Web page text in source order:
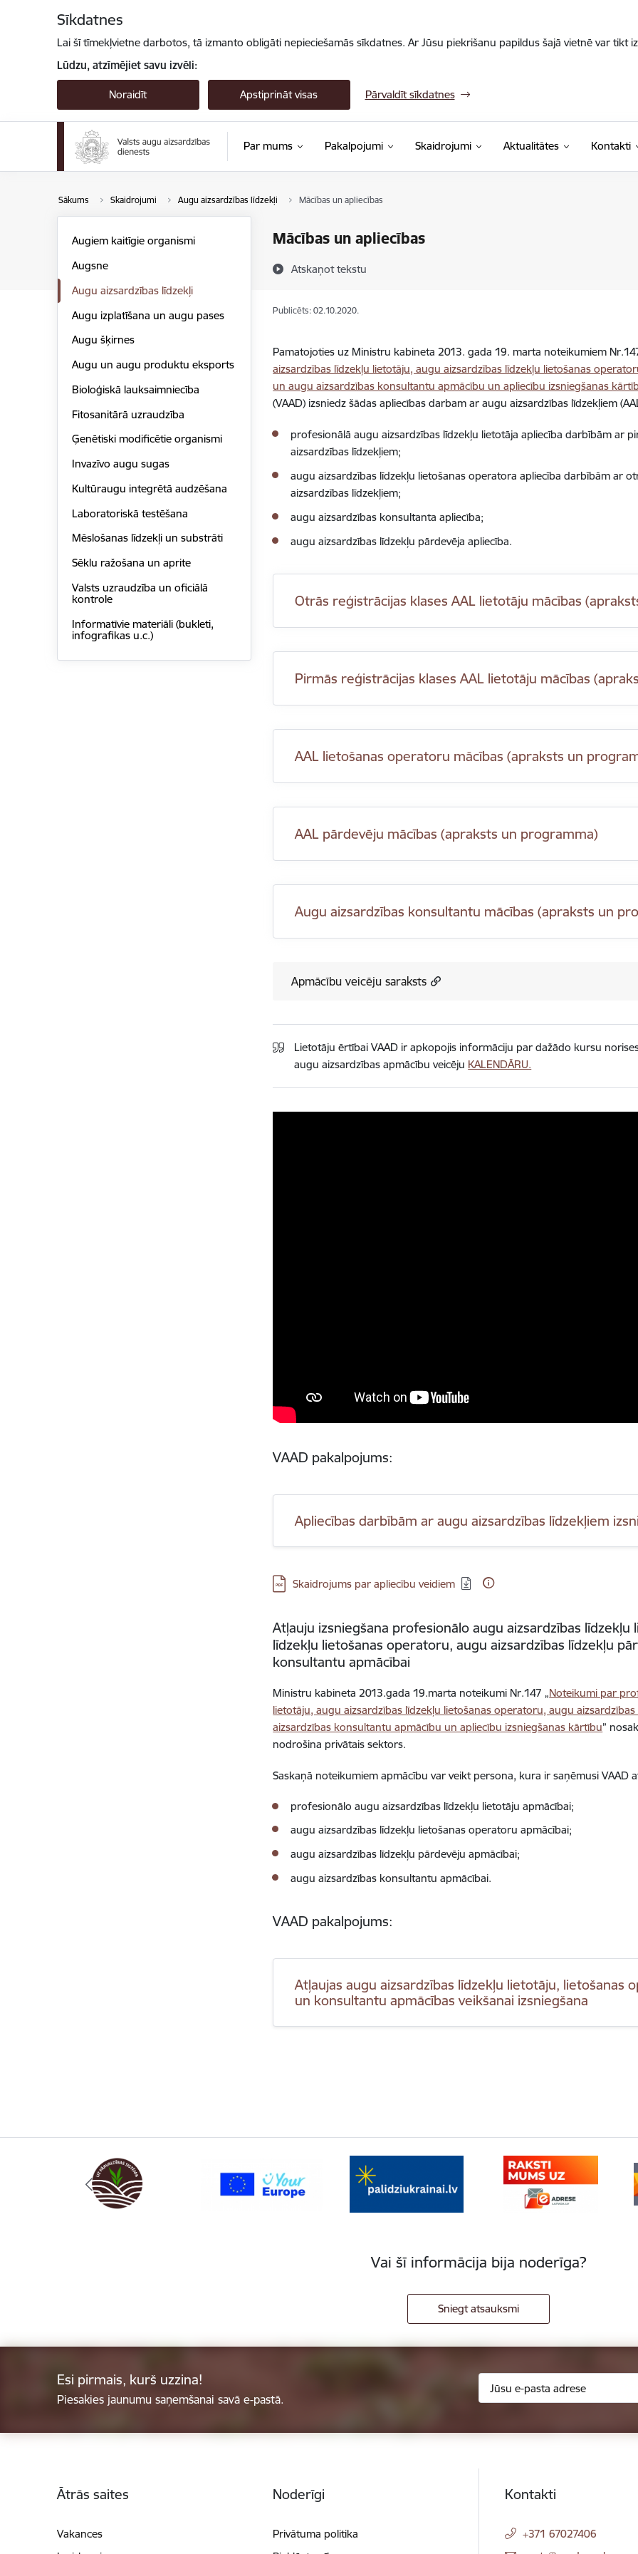
Sīkdatnes
Lai šī tīmekļvietne darbotos, tā izmanto obligāti nepieciešamās sīkdatnes. Ar Jūsu piekrišanu papildus šajā vietnē var tikt
Lūdzu, atzīmējiet savu izvēli:
Noraidīt Apstiprināt visas Pārvaldīt sīkdatnes
Par mums Pakalpojumi Skaidrojumi Aktualitātes Kontakti
Sākums Skaidrojumi Augu aizsardzības līdzekļi Mācības un apliecības
Mācības un apliecības
Atskaņot tekstu
Augiem kaitīgie organismi
Augsne
Augu aizsardzības līdzekļi
Augu izplatīšana un augu pases
Augu šķirnes
Augu un augu produktu eksports
Bioloģiskā lauksaimniecība
Fitosanitārā uzraudzība
Ģenētiski modificētie organismi
Invazīvo augu sugas
Kultūraugu integrētā audzēšana
Laboratoriskā testēšana
Mēslošanas līdzekļi un substrāti
Sēklu ražošana un aprite
Valsts uzraudzība un oficiālā
kontrole
Informatīvie materiāli (bukleti,
infografikas u.c.)
Publicēts: 02.10.2020.
Pamatojoties uz Ministru kabineta 2013. gada 19. marta noteikumiem
aizsardzības līdzekļu lietotāju, augu aizsardzības līdzekļu lietošanas
un augu aizsardzības konsultantu apmācību un apliecību izsniegšanas
(VAAD) izsniedz šādas apliecības darbam ar augu aizsardzības līdzekļiem
profesionālā augu aizsardzības līdzekļu lietotāja apliecība darbībām ar
aizsardzības līdzekļiem;
augu aizsardzības līdzekļu lietošanas operatora apliecība darbībām ar
aizsardzības līdzekļiem;
augu aizsardzības konsultanta apliecība;
augu aizsardzības līdzekļu pārdevēja apliecība.
Otrās reģistrācijas klases AAL lietotāju mācības
Pirmās reģistrācijas klases AAL lietotāju mācības
AAL lietošanas operatoru mācības (apraksts un
AAL pārdevēju mācības (apraksts un programma)
Augu aizsardzības konsultantu mācības (apraksts un
Apmācību veicēju saraksts
Lietotāju ērtībai VAAD ir apkopojis informāciju par dažādo kursu
augu aizsardzības apmācību veicēju KALENDĀRU.
VAAD pakalpojums:
Apliecības darbībām ar augu aizsardzības līdzekļiem
Lejupielādēt:
Skaidrojums par apliecību veidiem
Atļauju izsniegšana profesionālo augu aizsardzības līdzekļu
līdzekļu lietošanas operatoru, augu aizsardzības līdzekļu
konsultantu apmācībai
Ministru kabineta 2013.gada 19.marta noteikumi Nr.147 „Noteikumi par
lietotāju, augu aizsardzības līdzekļu lietošanas operatoru, augu
aizsardzības konsultantu apmācību un apliecību izsniegšanas kārtību”
nodrošina privātais sektors.
Saskaņā noteikumiem apmācību var veikt persona, kura ir saņēmusi VAAD
profesionālo augu aizsardzības līdzekļu lietotāju apmācībai;
augu aizsardzības līdzekļu lietošanas operatoru apmācībai;
augu aizsardzības līdzekļu pārdevēju apmācībai;
augu aizsardzības konsultantu apmācībai.
VAAD pakalpojums:
Atļaujas augu aizsardzības līdzekļu lietotāju, lietošanas
un konsultantu apmācības veikšanai izsniegšana
Vai šī informācija bija noderīga?
Sniegt atsauksmi
Esi pirmais, kurš uzzina!
Piesakies jaunumu saņemšanai savā e-pastā.
Ātrās saites
Vakances
Noderīgi
Privātuma politika
Kontakti
+371 67027406